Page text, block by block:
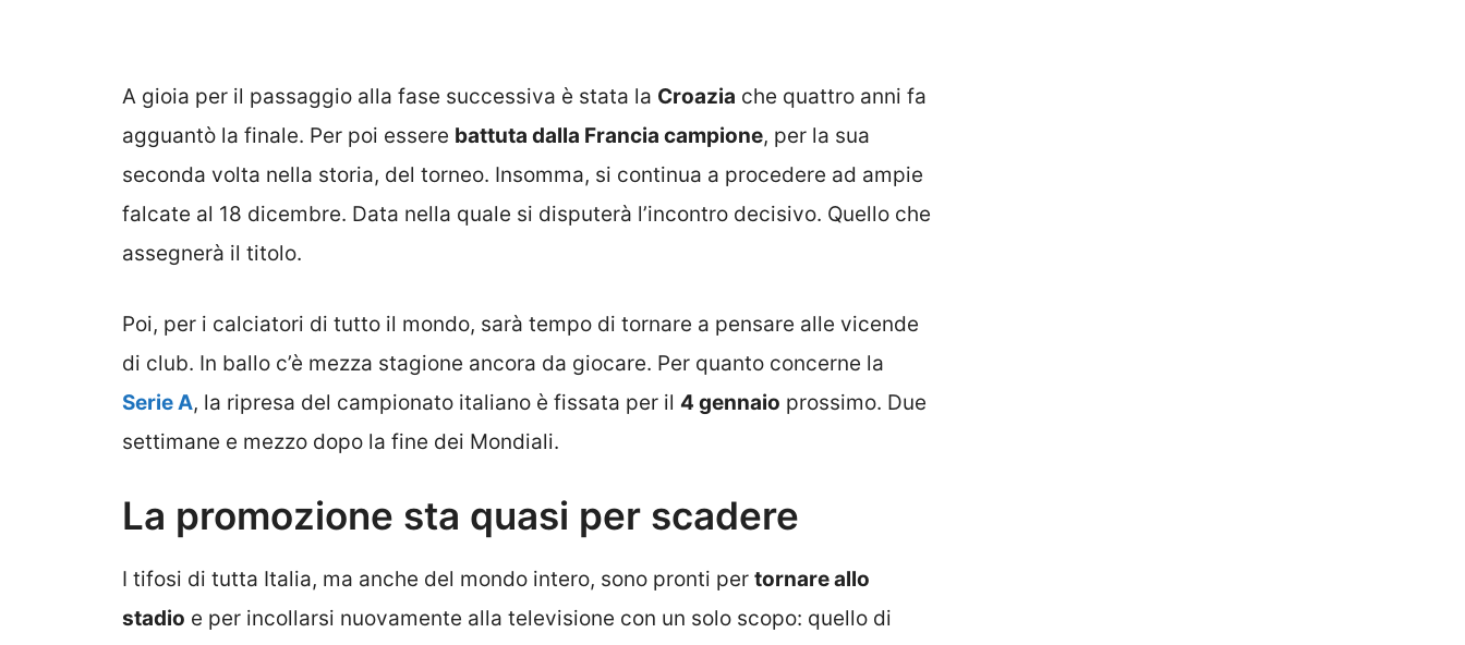
A gioia per il passaggio alla fase successiva è stata la Croazia che quattro anni fa
agguantò la finale. Per poi essere battuta dalla Francia campione, per la sua
seconda volta nella storia, del torneo. Insomma, si continua a procedere ad ampie
falcate al 18 dicembre. Data nella quale si disputerà l’incontro decisivo. Quello che
assegnerà il titolo.
Poi, per i calciatori di tutto il mondo, sarà tempo di tornare a pensare alle vicende
di club. In ballo c’è mezza stagione ancora da giocare. Per quanto concerne la
Serie A, la ripresa del campionato italiano è fissata per il 4 gennaio prossimo. Due
settimane e mezzo dopo la fine dei Mondiali.
La promozione sta quasi per scadere
I tifosi di tutta Italia, ma anche del mondo intero, sono pronti per tornare allo
stadio e per incollarsi nuovamente alla televisione con un solo scopo: quello di